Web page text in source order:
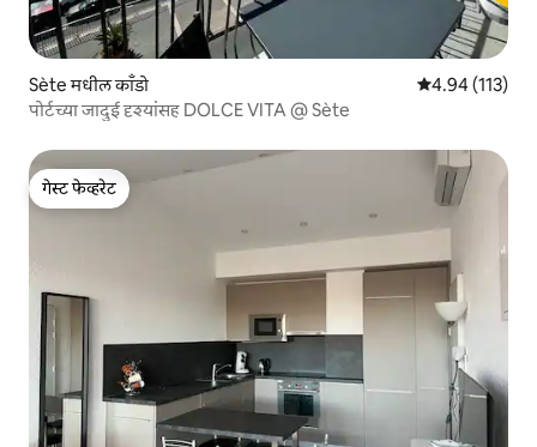
Sète मधील काँडो 5 पैकी 4.94
4.94 (113)
पोर्टच्या जादुई दृश्यांसह DOLCE VITA @ Sète
गेस्ट फेव्हरेट
गेस्ट फेव्हरेट